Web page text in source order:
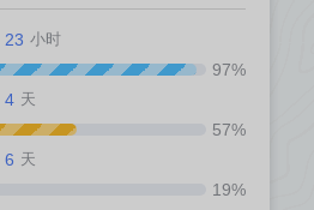
23 小时
97%
4 天
57%
6 天
19%